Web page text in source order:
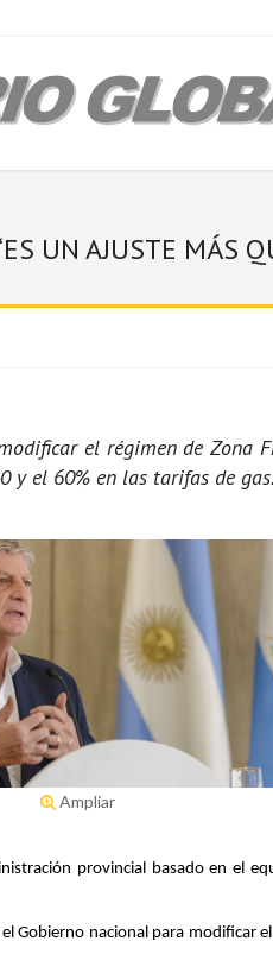
UN AJUSTE MÁS
el régimen de Zona
y el 60% en las tarifas de gas.
Ampliar
provincial basado en el
nacional para modificar